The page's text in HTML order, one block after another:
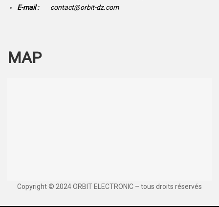
E-mail :
contact@orbit-dz.com
MAP
Copyright © 2024 ORBIT ELECTRONIC – tous droits réservés